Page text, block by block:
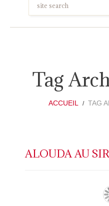
Tag
ACCUEIL TAG
ALOUDA AU